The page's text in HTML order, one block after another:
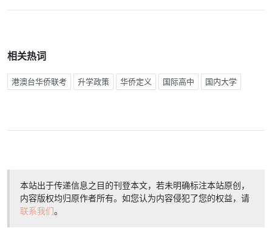
相关热词
港澳台华侨联考 升学政策 华侨定义 国际高中 国内大学
本站出于传递信息之目的刊登本文，若未明确标注本站原创，
内容版权均归原作者所有。如您认为内容侵犯了您的权益，请
联系我们。